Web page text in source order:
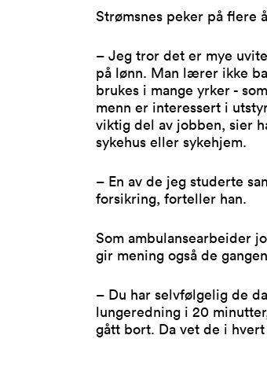
Strømsnes peker på flere
– Jeg tror det er mye
på lønn. Man lærer ikke
brukes i mange yrker -
menn er interessert i
viktig del av jobben, sier
sykehus eller sykehjem.
– En av de jeg studerte
forsikring, forteller han.
Som ambulansearbeider
gir mening også de
– Du har selvfølgelig de
lungeredning i 20
gått bort. Da vet de i